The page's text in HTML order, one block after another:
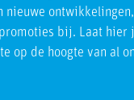
nieuwe
bij. Laat hier
op de hoogte van al